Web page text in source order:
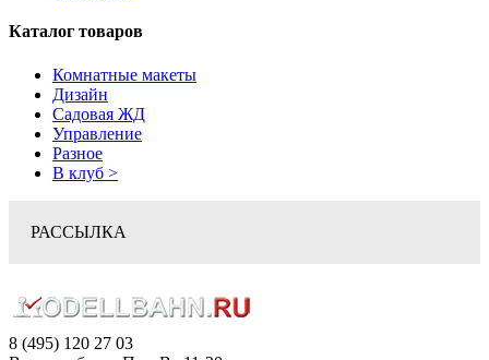
Каталог товаров
Комнатные макеты
Дизайн
Садовая ЖД
Управление
Разное
В клуб >
РАССЫЛКА
8 (495) 120 27 03